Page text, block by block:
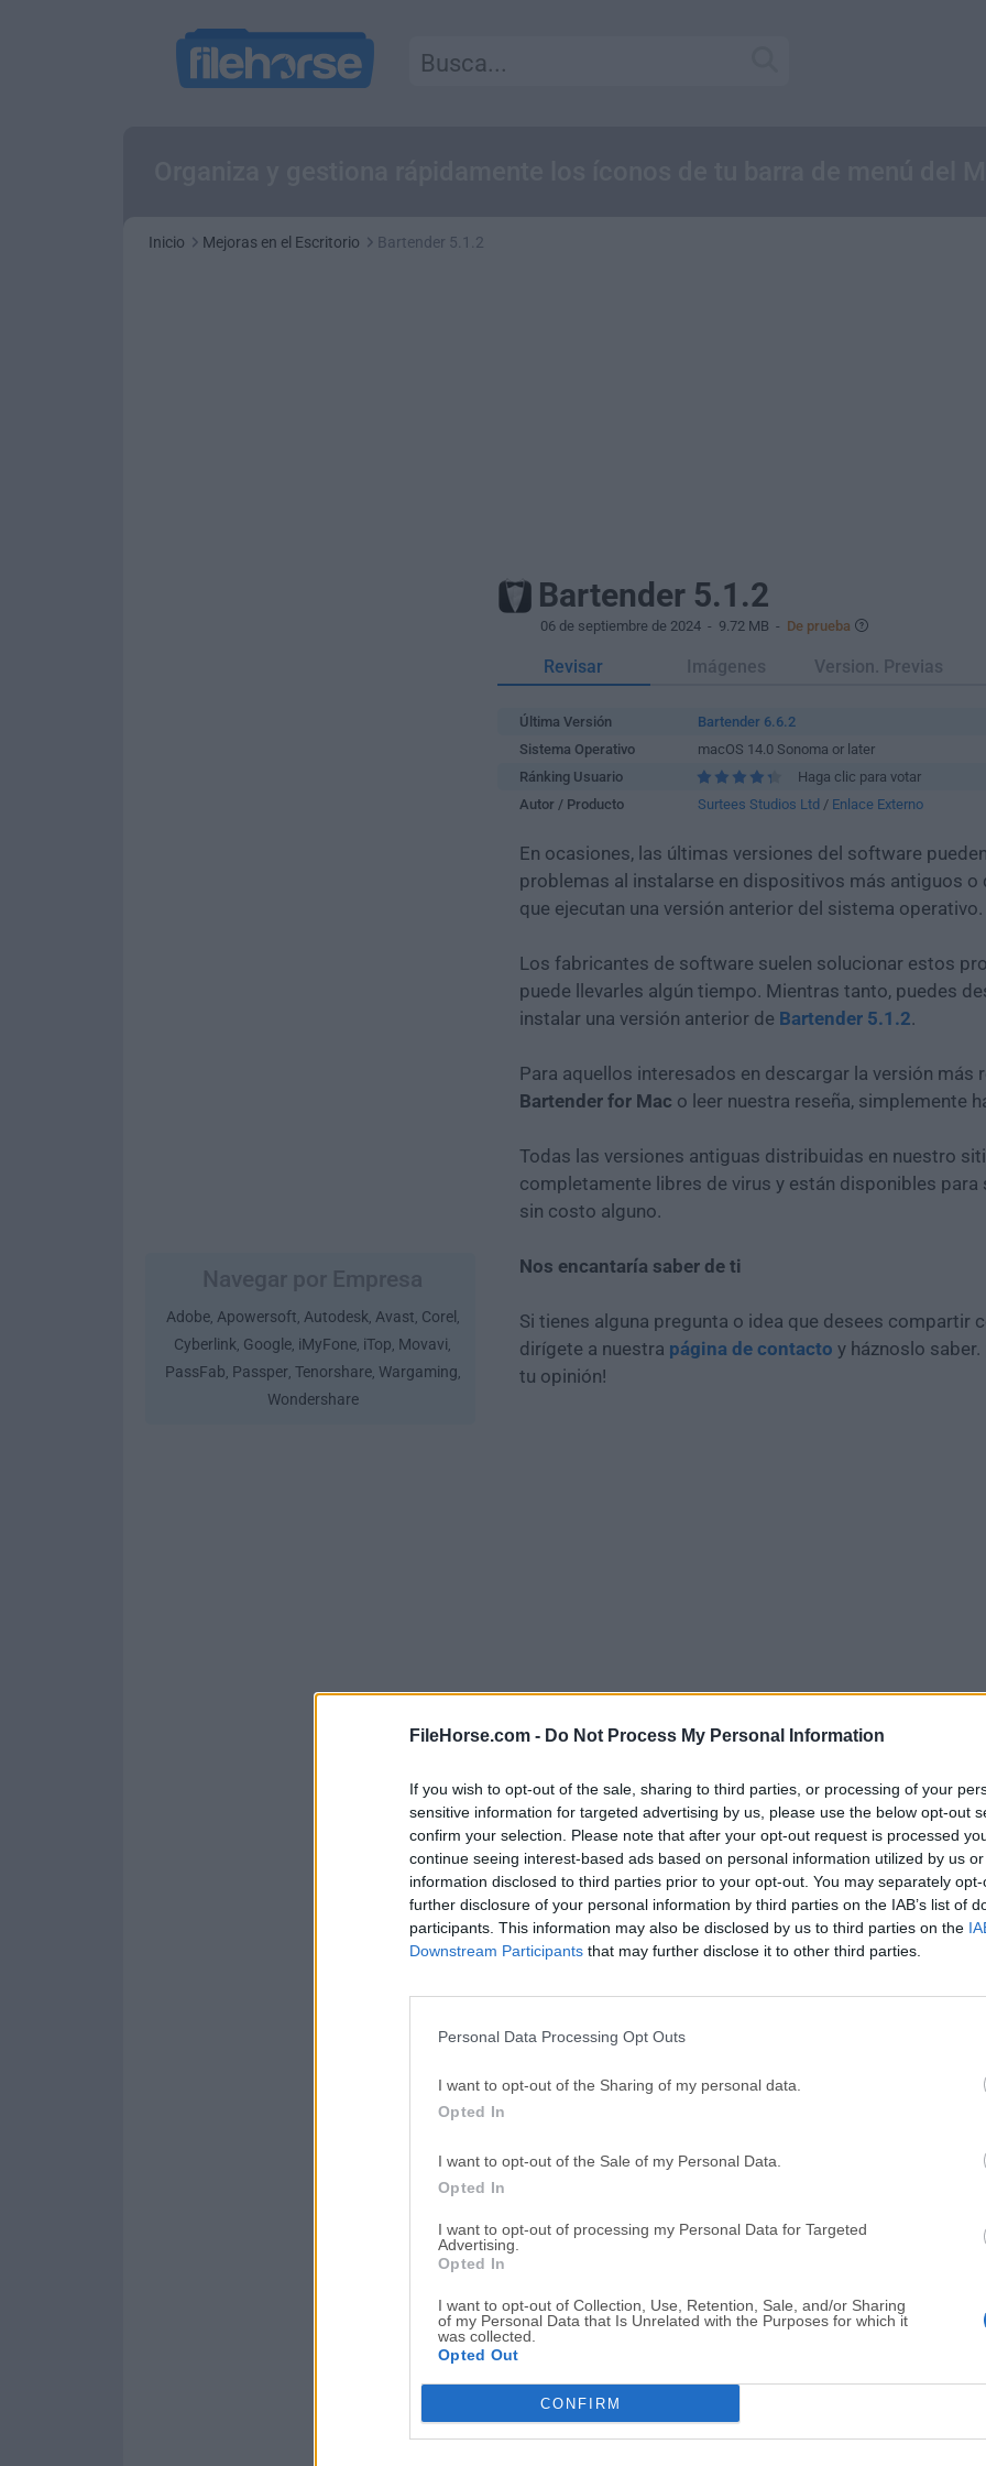
FileHorse.com - Do Not Process My Personal Information
If you wish to opt-out of the sale, sharing to third parties, or processing of your
sensitive information for targeted advertising by us, please use the below opt-out
confirm your selection. Please note that after your opt-out request is processed
continue seeing interest-based ads based on personal information utilized by us
information disclosed to third parties prior to your opt-out. You may separately
further disclosure of your personal information by third parties on the IAB’s list of
participants. This information may also be disclosed by us to third parties on the
Downstream Participants that may further disclose it to other third parties.
Personal Data Processing Opt Outs
I want to opt-out of the Sharing of my personal data.
Opted In
I want to opt-out of the Sale of my Personal Data.
Opted In
I want to opt-out of processing my Personal Data for Targeted
Advertising.
Opted In
I want to opt-out of Collection, Use, Retention, Sale, and/or Sharing
of my Personal Data that Is Unrelated with the Purposes for which it
was collected.
Opted Out
CONFIRM
Inicio Mejoras en el Escritorio Bartender 5.1.2
Adobe, Apowersoft, Autodesk, Avast, Corel ,
Cyberlink, Google, iMyFone, iTop, Movavi,
PassFab, Passper, Tenorshare, Wargaming,
Wondershare
Bartender 5.1.2
06 de septiembre de 2024 - 9.72 MB - De prueba
Revisar Imágenes Version. Previas
Última Versión
Bartender 6.6.2
Sistema Operativo
macOS 14.0 Sonoma or later
Ránking Usuario
Haga clic para votar
Autor / Producto
Surtees Studios Ltd / Enlace Externo
En ocasiones, las últimas versiones del software
problemas al instalarse en dispositivos más antiguos
que ejecutan una versión anterior del sistema operativo.
Los fabricantes de software suelen solucionar estos
puede llevarles algún tiempo. Mientras tanto, puedes
instalar una versión anterior de Bartender 5.1.2.
Para aquellos interesados en descargar la versión más
Bartender for Mac o leer nuestra reseña, simplemente
Todas las versiones antiguas distribuidas en nuestro
completamente libres de virus y están disponibles para
sin costo alguno.
Nos encantaría saber de ti
Si tienes alguna pregunta o idea que desees compartir
dirígete a nuestra página de contacto y háznoslo saber.
tu opinión!
Descargar Bartender 5.1.2
¿Por qué se publica esta aplicación en FileHorse? ( Más
Imágenes
Top Descargas
Opera 134.0 Build 5954.26 Adobe Photoshop CC 2026
OKX - Buy Bitcoin or Ethereum
Adobe Acrobat Pro 2026.001.21771 Cleamio 3.4.0
Malwarebytes 5.25.2 TradingView - Track All